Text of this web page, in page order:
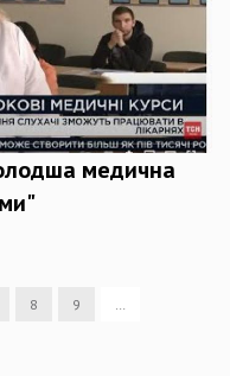
медична
8 9 …